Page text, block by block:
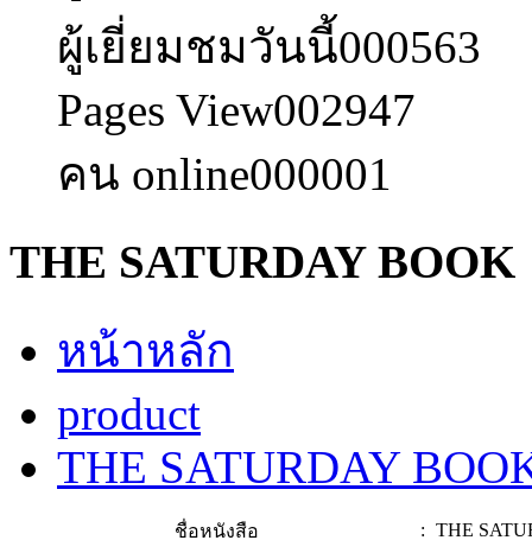
ผู้เยี่ยมชมวันนี้000563
Pages View002947
คน online000001
THE SATURDAY BOOK
หน้าหลัก
product
THE SATURDAY
ชื่อหนังสือ : THE